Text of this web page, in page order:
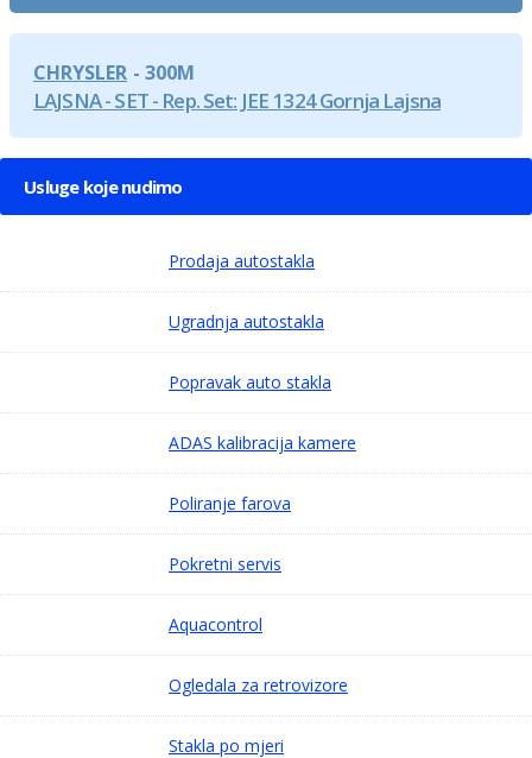
CHRYSLER
LAJSNA - SET - Rep. Set: JEE 1324 Gornja Lajsna
300M
Usluge koje nudimo
Prodaja autostakla
Ugradnja autostakla
Popravak auto stakla
ADAS kalibracija kamere
Poliranje farova
Pokretni servis
Aquacontrol
Ogledala za retrovizore
Stakla po mjeri